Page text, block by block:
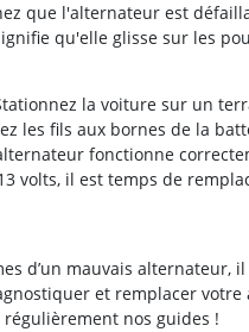
que l'alternateur est
qu'elle glisse sur les
la voiture sur un
les fils aux bornes de la
fonctionne
volts, il est temps de
d’un mauvais alternateur,
et remplacer
nos guides !